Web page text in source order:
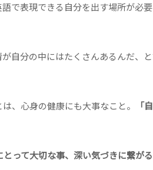
で表現できる自分を出す場所が必
自分の中にはたくさんあるんだ、
、心身の健康にも大事なこと。
「
って大切な事、深い気づきに繋が